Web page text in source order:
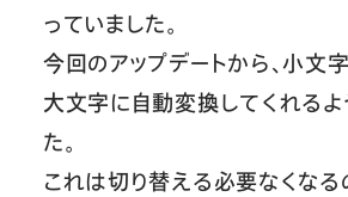
っていました。
今回のアップデートから、小文
大文字に自動変換してくれるよ
た。
これは切り替える必要なくな